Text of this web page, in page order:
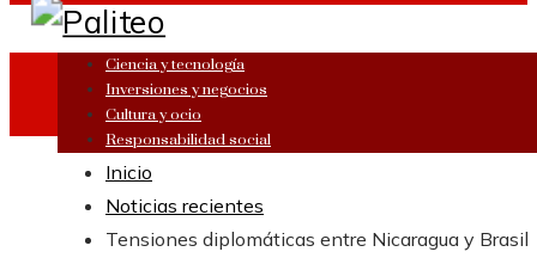
Ciencia y tecnología
Inversiones y negocios
Cultura y ocio
Responsabilidad social
Inicio
Noticias recientes
Tensiones diplomáticas entre Nicaragua y Brasil